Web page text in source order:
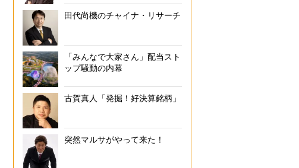
田代尚機のチャイナ・リサーチ
「みんなで大家さん」配当スト
ップ騒動の内幕
古賀真人「発掘！好決算銘柄」
突然マルサがやって来た！